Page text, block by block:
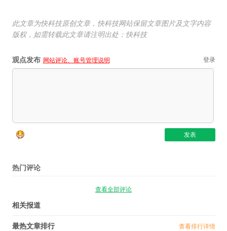
此文章为快科技原创文章，快科技网站保留文章图片及文字内容
版权，如需转载此文章请注明出处：快科技
观点发布 网站评论、账号管理说明 登录
热门评论
查看全部评论
相关报道
最热文章排行 查看排行详情